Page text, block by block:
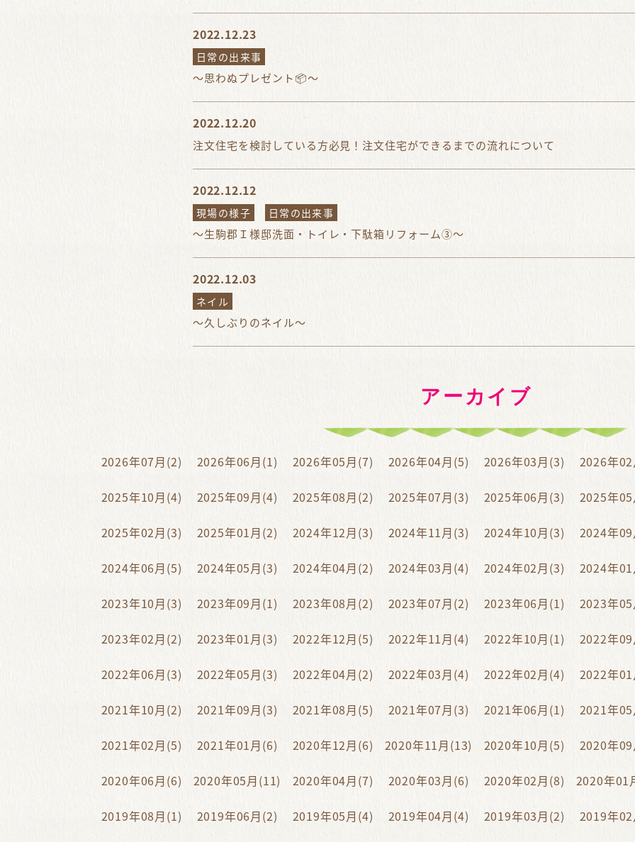
2022.12.23
日常の出来事
～思わぬプレゼント📦～
2022.12.20
注文住宅を検討している方必見！注文住宅ができるまでの流れについて
2022.12.12
現場の様子 日常の出来事
～生駒郡Ｉ様邸洗面・トイレ・下駄箱リフォーム③～
2022.12.03
ネイル
～久しぶりのネイル～
アーカイブ
2026年07月(2) 2026年06月(1) 2026年05月(7) 2026年04月(5) 2026年03月(3) 2026年
2025年10月(4) 2025年09月(4) 2025年08月(2) 2025年07月(3) 2025年06月(3) 2025年
2025年02月(3) 2025年01月(2) 2024年12月(3) 2024年11月(3) 2024年10月(3) 2024年
2024年06月(5) 2024年05月(3) 2024年04月(2) 2024年03月(4) 2024年02月(3) 2024年
2023年10月(3) 2023年09月(1) 2023年08月(2) 2023年07月(2) 2023年06月(1) 2023年
2023年02月(2) 2023年01月(3) 2022年12月(5) 2022年11月(4) 2022年10月(1) 2022年
2022年06月(3) 2022年05月(3) 2022年04月(2) 2022年03月(4) 2022年02月(4) 2022年
2021年10月(2) 2021年09月(3) 2021年08月(5) 2021年07月(3) 2021年06月(1) 2021年
2021年02月(5) 2021年01月(6) 2020年12月(6) 2020年11月(13) 2020年10月(5) 2020年
2020年06月(6) 2020年05月(11) 2020年04月(7) 2020年03月(6) 2020年02月(8) 2020年01
2019年08月(1) 2019年06月(2) 2019年05月(4) 2019年04月(4) 2019年03月(2) 2019年